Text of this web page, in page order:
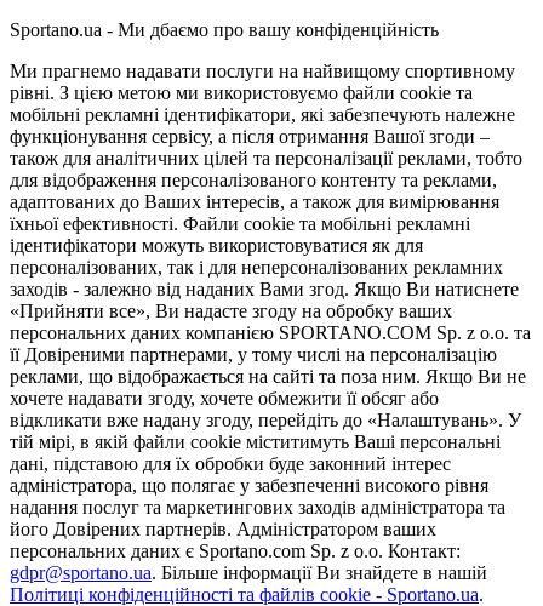
Sportano.ua - Ми дбаємо про вашу конфіденційність
Ми прагнемо надавати послуги на найвищому спортивному
рівні. З цією метою ми використовуємо файли cookie та
мобільні рекламні ідентифікатори, які забезпечують належне
функціонування сервісу, а після отримання Вашої згоди –
також для аналітичних цілей та персоналізації реклами, тобто
для відображення персоналізованого контенту та реклами,
адаптованих до Ваших інтересів, а також для вимірювання
їхньої ефективності. Файли cookie та мобільні рекламні
ідентифікатори можуть використовуватися як для
персоналізованих, так і для неперсоналізованих рекламних
заходів - залежно від наданих Вами згод. Якщо Ви натиснете
«Прийняти все», Ви надасте згоду на обробку ваших
персональних даних компанією SPORTANO.COM Sp. z o.o. та
її Довіреними партнерами, у тому числі на персоналізацію
реклами, що відображається на сайті та поза ним. Якщо Ви не
хочете надавати згоду, хочете обмежити її обсяг або
відкликати вже надану згоду, перейдіть до «Налаштувань». У
тій мірі, в якій файли cookie міститимуть Ваші персональні
дані, підставою для їх обробки буде законний інтерес
адміністратора, що полягає у забезпеченні високого рівня
надання послуг та маркетингових заходів адміністратора та
його Довірених партнерів. Адміністратором ваших
персональних даних є Sportano.com Sp. z o.o. Контакт:
gdpr@sportano.ua. Більше інформації Ви знайдете в нашій
Політиці конфіденційності та файлів cookie - Sportano.ua.